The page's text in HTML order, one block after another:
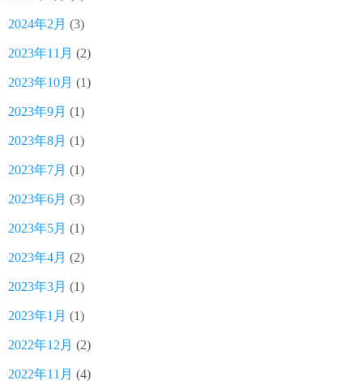
2024年2月 (3)
2023年11月 (2)
2023年10月 (1)
2023年9月 (1)
2023年8月 (1)
2023年7月 (1)
2023年6月 (3)
2023年5月 (1)
2023年4月 (2)
2023年3月 (1)
2023年1月 (1)
2022年12月 (2)
2022年11月 (4)